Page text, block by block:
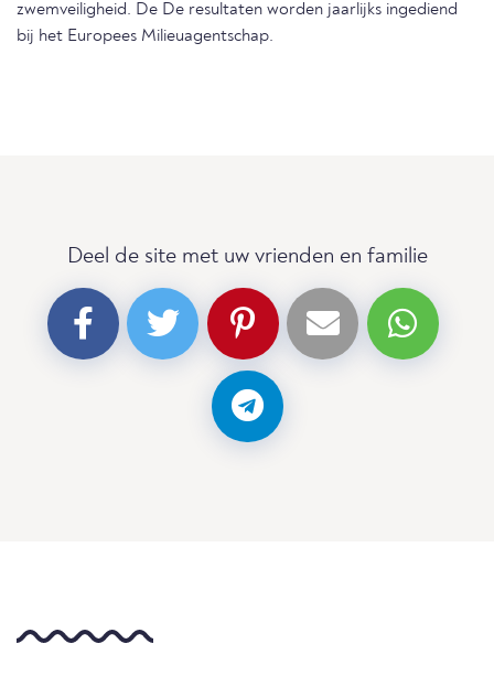
zwemveiligheid. De De resultaten worden jaarlijks ingediend
bij het Europees Milieuagentschap.
Deel de site met uw vrienden en familie